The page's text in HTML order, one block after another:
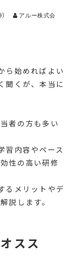
）
アルー株式会
ら始めればよい
聞くが、本当に
者の方も多い
習内容やペース
性の高い研修
るメリットやデ
説します。
スス